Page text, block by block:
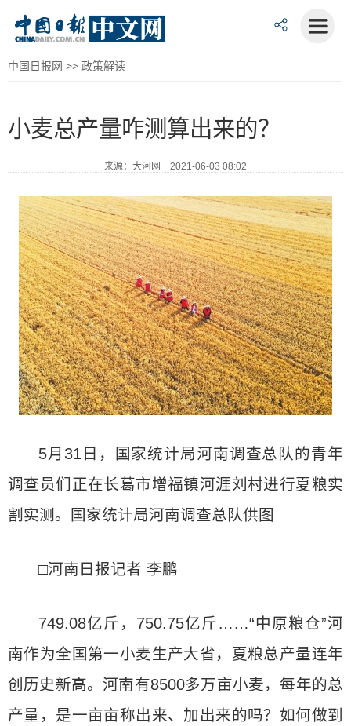
中国日报网 >> 政策解读
小麦总产量咋测算出来的？
来源：大河网 2021-06-03 08:02
5月31日，国家统计局河南调查总队的青年
调查员们正在长葛市增福镇河涯刘村进行夏粮实
割实测。国家统计局河南调查总队供图
□河南日报记者 李鹏
749.08亿斤，750.75亿斤……“中原粮仓”河
南作为全国第一小麦生产大省，夏粮总产量连年
创历史新高。河南有8500多万亩小麦，每年的总
产量，是一亩亩称出来、加出来的吗？如何做到